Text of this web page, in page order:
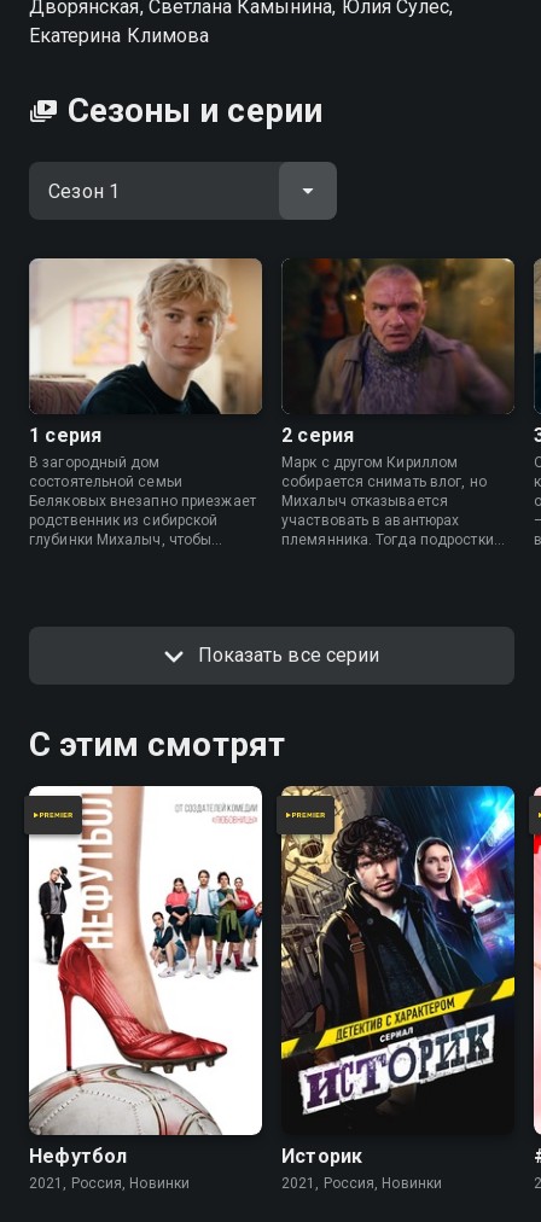
Дворянская, Светлана Камынина, Юлия Сулес,
Екатерина Климова
Сезоны и серии
1 серия
В загородный дом
состоятельной семьи
Беляковых внезапно приезжает
родственник из сибирской
глубинки Михалыч, чтобы
Марк вызывается помочь дяде,
но преследует собственную
2 серия
Марк с другом Кириллом
собирается снимать влог, но
Михалыч отказывается
участвовать в авантюрах
племянника. Тогда подростки
получится.
Показать все серии
С этим смотрят
Нефутбол
2021, Россия, Новинки
Историк
2021, Россия, Новинки